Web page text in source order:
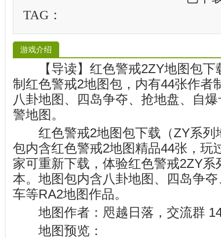
TAG：
游戏介绍
【导读】红色警戒2ZY地图包下
制红色警戒2地图包，内有44张作者
八卦地图、四岛争夺、抢地盘、自
警地图。
红色警戒2地图包下载（ZY系列
包内含红色警戒2地图精品44张，玩
家可重新下载，体验红色警戒2ZY
本。地图包内含八卦地图、四岛争
车等RA2地图作品。
地图作者：咫越日落，交流群
地图预览：